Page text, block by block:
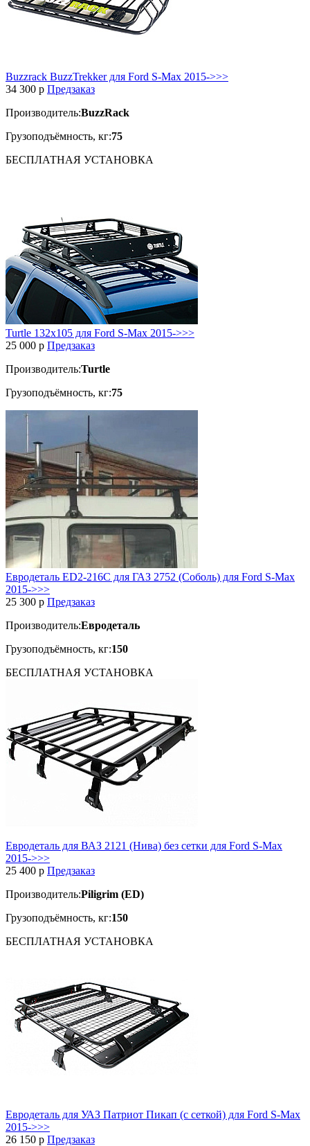
Buzzrack BuzzTrekker для Ford S-Max 2015->>>
34 300 p Предзаказ
Производитель:BuzzRack
Грузоподъёмность, кг:75
БЕСПЛАТНАЯ УСТАНОВКА
Turtle 132x105 для Ford S-Max 2015->>>
25 000 p Предзаказ
Производитель:Turtle
Грузоподъёмность, кг:75
Евродеталь ED2-216C для ГАЗ 2752 (Соболь) для Ford S-Max
2015->>>
25 300 p Предзаказ
Производитель:Евродеталь
Грузоподъёмность, кг:150
БЕСПЛАТНАЯ УСТАНОВКА
Евродеталь для ВАЗ 2121 (Нива) без сетки для Ford S-Max
2015->>>
25 400 p Предзаказ
Производитель:Piligrim (ED)
Грузоподъёмность, кг:150
БЕСПЛАТНАЯ УСТАНОВКА
Евродеталь для УАЗ Патриот Пикап (с сеткой) для Ford S-Max
2015->>>
26 150 p Предзаказ